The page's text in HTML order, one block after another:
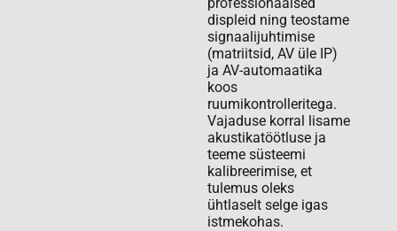
displeid ning teostame
signaalijuhtimise
(matriitsid, AV üle IP)
ja AV-automaatika
koos
ruumikontrolleritega.
Vajaduse korral lisame
akustikatöötluse ja
teeme süsteemi
kalibreerimise, et
tulemus oleks
ühtlaselt selge igas
istmekohas.